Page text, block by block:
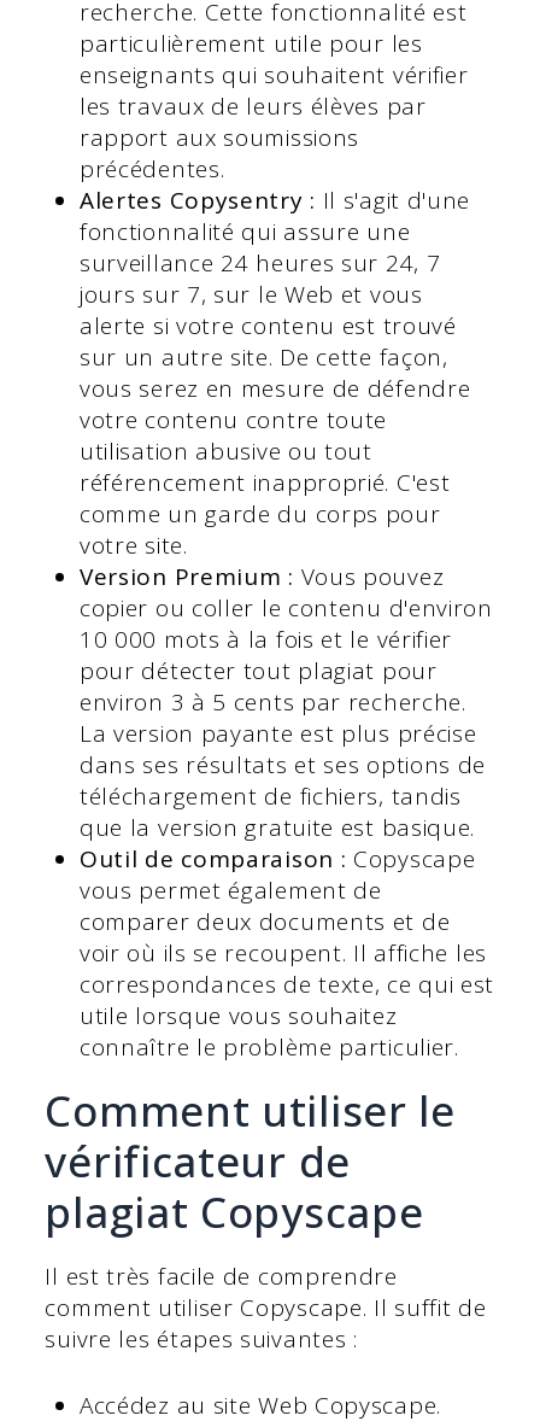
recherche. Cette fonctionnalité est
particulièrement utile pour les
enseignants qui souhaitent vérifier
les travaux de leurs élèves par
rapport aux soumissions
précédentes.
Alertes Copysentry : Il s'agit d'une
fonctionnalité qui assure une
surveillance 24 heures sur 24, 7
jours sur 7, sur le Web et vous
alerte si votre contenu est trouvé
sur un autre site. De cette façon,
vous serez en mesure de défendre
votre contenu contre toute
utilisation abusive ou tout
référencement inapproprié. C'est
comme un garde du corps pour
votre site.
Version Premium : Vous pouvez
copier ou coller le contenu d'environ
10 000 mots à la fois et le vérifier
pour détecter tout plagiat pour
environ 3 à 5 cents par recherche.
La version payante est plus précise
dans ses résultats et ses options de
téléchargement de fichiers, tandis
que la version gratuite est basique.
Outil de comparaison : Copyscape
vous permet également de
comparer deux documents et de
voir où ils se recoupent. Il affiche les
correspondances de texte, ce qui est
utile lorsque vous souhaitez
connaître le problème particulier.
Comment utiliser le
vérificateur de
plagiat Copyscape
Il est très facile de comprendre
comment utiliser Copyscape. Il suffit de
suivre les étapes suivantes :
Accédez au site Web Copyscape.